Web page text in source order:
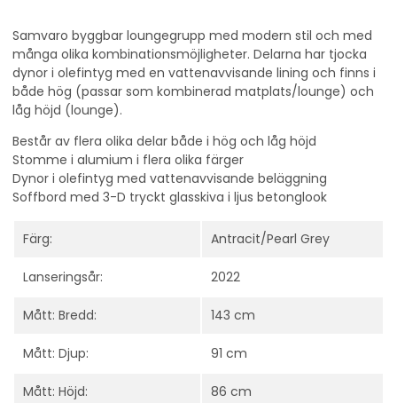
Samvaro byggbar loungegrupp med modern stil och med
många olika kombinationsmöjligheter. Delarna har tjocka
dynor i olefintyg med en vattenavvisande lining och finns i
både hög (passar som kombinerad matplats/lounge) och
låg höjd (lounge).
Består av flera olika delar både i hög och låg höjd
Stomme i alumium i flera olika färger
Dynor i olefintyg med vattenavvisande beläggning
Soffbord med 3-D tryckt glasskiva i ljus betonglook
Färg: Antracit/Pearl Grey
Lanseringsår: 2022
Mått: Bredd: 143 cm
Mått: Djup: 91 cm
Mått: Höjd: 86 cm